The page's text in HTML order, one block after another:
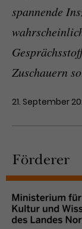
spannende
Zuschauern
21. September
Förderer